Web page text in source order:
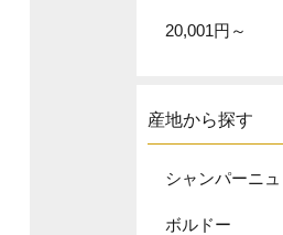
20,001円～
産地から探す
シャンパーニュ
ボルドー